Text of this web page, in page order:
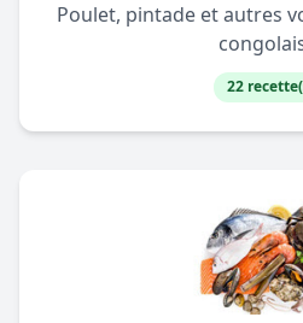
Poulet, pintade et autres
22